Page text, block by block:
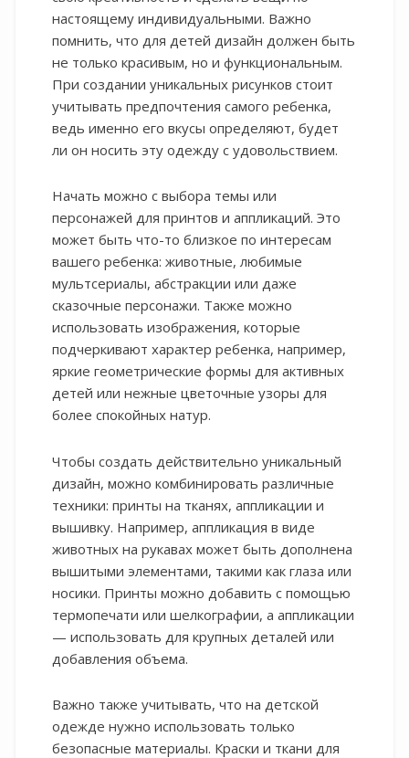
настоящему индивидуальными. Важно
помнить, что для детей дизайн должен быть
не только красивым, но и функциональным.
При создании уникальных рисунков стоит
учитывать предпочтения самого ребенка,
ведь именно его вкусы определяют, будет
ли он носить эту одежду с удовольствием.
Начать можно с выбора темы или
персонажей для принтов и аппликаций. Это
может быть что-то близкое по интересам
вашего ребенка: животные, любимые
мультсериалы, абстракции или даже
сказочные персонажи. Также можно
использовать изображения, которые
подчеркивают характер ребенка, например,
яркие геометрические формы для активных
детей или нежные цветочные узоры для
более спокойных натур.
Чтобы создать действительно уникальный
дизайн, можно комбинировать различные
техники: принты на тканях, аппликации и
вышивку. Например, аппликация в виде
животных на рукавах может быть дополнена
вышитыми элементами, такими как глаза или
носики. Принты можно добавить с помощью
термопечати или шелкографии, а аппликации
— использовать для крупных деталей или
добавления объема.
Важно также учитывать, что на детской
одежде нужно использовать только
безопасные материалы. Краски и ткани для